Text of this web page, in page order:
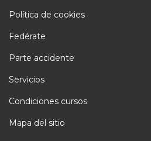
Política de cookies
Fedérate
Parte accidente
Servicios
Condiciones cursos
Mapa del sitio